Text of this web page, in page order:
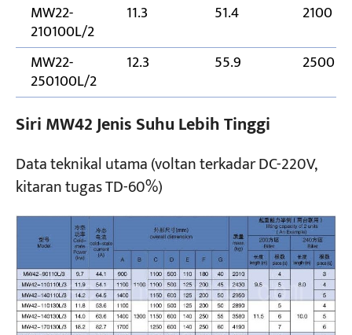
MW22-
210100L/2
11.3 51.4 2100
MW22-
250100L/2
12.3 55.9 2500
Siri MW42 Jenis Suhu Lebih Tinggi
Data teknikal utama (voltan terkadar DC-220V,
kitaran tugas TD-60%)